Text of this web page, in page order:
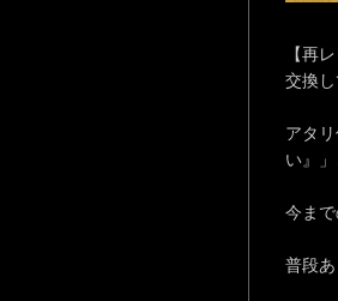
【再
交換
アタ
い』
今ま
普段